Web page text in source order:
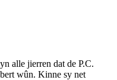
alle jierren dat de P.C.
wûn. Kinne sy net